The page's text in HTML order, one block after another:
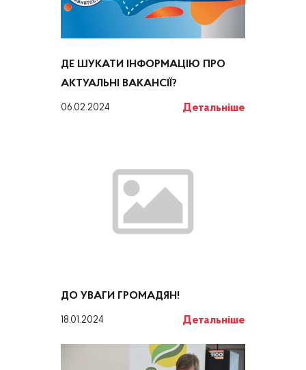
ДЕ ШУКАТИ ІНФОРМАЦІЮ ПРО
АКТУАЛЬНІ ВАКАНСІЇ?
06.02.2024 Детальніше
ДО УВАГИ ГРОМАДЯН!
18.01.2024 Детальніше